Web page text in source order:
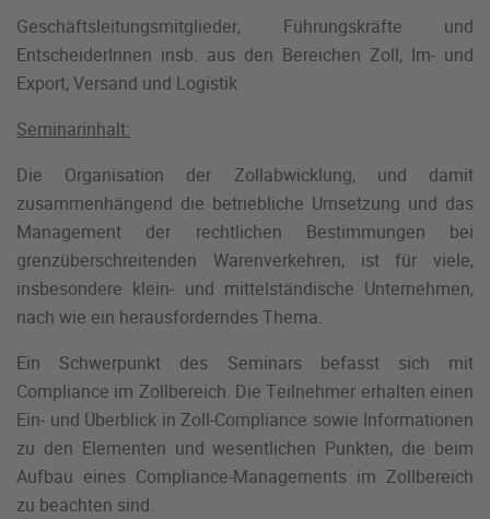
Geschäftsleitungsmitglieder, Führungskräfte und
EntscheiderInnen insb. aus den Bereichen Zoll, Im- und
Export, Versand und Logistik
Seminarinhalt:
Die Organisation der Zollabwicklung, und damit
zusammenhängend die betriebliche Umsetzung und das
Management der rechtlichen Bestimmungen bei
grenzüberschreitenden Warenverkehren, ist für viele,
insbesondere klein- und mittelständische Unternehmen,
nach wie ein herausforderndes Thema.
Ein Schwerpunkt des Seminars befasst sich mit
Compliance im Zollbereich. Die Teilnehmer erhalten einen
Ein- und Überblick in Zoll-Compliance sowie Informationen
zu den Elementen und wesentlichen Punkten, die beim
Aufbau eines Compliance-Managements im Zollbereich
zu beachten sind.